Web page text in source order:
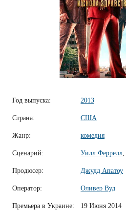
Год выпуска: 2013
Страна: США
Жанр: комедия
Сценарий: Уилл Феррелл
Продюсер: Джудд Апатоу
Оператор: Оливер Вуд
Премьера в Украине: 19 Июня 2014